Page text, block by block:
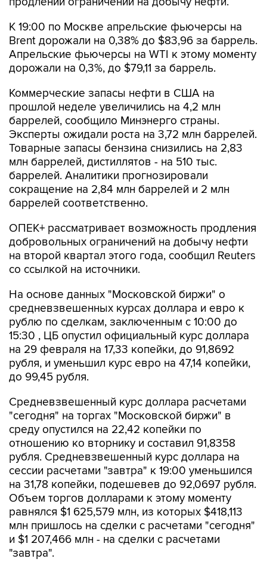
К 19:00 по Москве апрельские фьючерсы на
Brent дорожали на 0,38% до $83,96 за баррель.
Апрельские фьючерсы на WTI к этому моменту
дорожали на 0,3%, до $79,11 за баррель.
Коммерческие запасы нефти в США на
прошлой неделе увеличились на 4,2 млн
баррелей, сообщило Минэнерго страны.
Эксперты ожидали роста на 3,72 млн баррелей.
Товарные запасы бензина снизились на 2,83
млн баррелей, дистиллятов - на 510 тыс.
баррелей. Аналитики прогнозировали
сокращение на 2,84 млн баррелей и 2 млн
баррелей соответственно.
ОПЕК+ рассматривает возможность продления
добровольных ограничений на добычу нефти
на второй квартал этого года, сообщил Reuters
со ссылкой на источники.
На основе данных "Московской биржи" о
средневзвешенных курсах доллара и евро к
рублю по сделкам, заключенным с 10:00 до
15:30 , ЦБ опустил официальный курс доллара
на 29 февраля на 17,33 копейки, до 91,8692
рубля, и уменьшил курс евро на 47,14 копейки,
до 99,45 рубля.
Средневзвешенный курс доллара расчетами
"сегодня" на торгах "Московской биржи" в
среду опустился на 22,42 копейки по
отношению ко вторнику и составил 91,8358
рубля. Средневзвешенный курс доллара на
сессии расчетами "завтра" к 19:00 уменьшился
на 31,78 копейки, подешевев до 92,0697 рубля.
Объем торгов долларами к этому моменту
равнялся $1 625,579 млн, из которых $418,113
млн пришлось на сделки с расчетами "сегодня"
и $1 207,466 млн - на сделки с расчетами
"завтра".